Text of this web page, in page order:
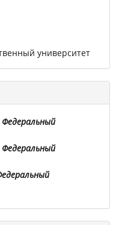
университет
Федеральный
Федеральный